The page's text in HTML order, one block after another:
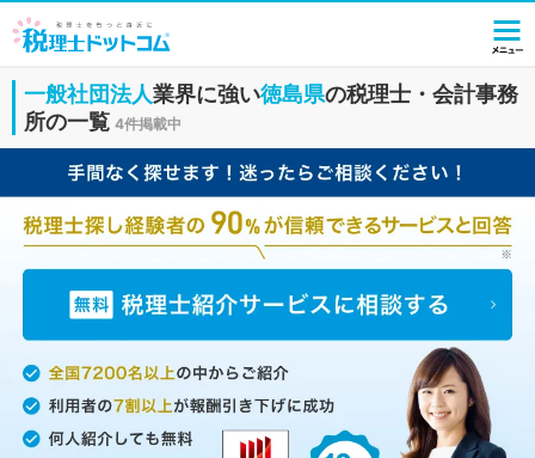
一般社団法人業界に強い徳島県の税理士・会計事務
所の一覧 4件掲載中